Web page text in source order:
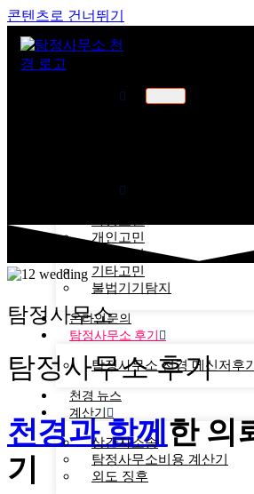
콘텐츠로 건너뛰기
개인고민
기업고민
기타고민
불법기기탐지
온라인문의
탐정사무소 후기
탐정사무소 천경 메신저후
천경 뉴스
계산기
상간자소송
탐정사무소비용 계산기
외도 징후
탐정사무소
탐정사무소 후기
천경과 함께한 의
기